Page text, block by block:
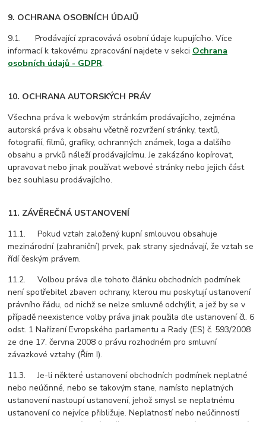
9. OCHRANA OSOBNÍCH ÚDAJŮ
9.1. Prodávající zpracovává osobní údaje kupujícího. Více
informací k takovému zpracování najdete v sekci Ochrana
osobních údajů - GDPR.
10. OCHRANA AUTORSKÝCH PRÁV
Všechna práva k webovým stránkám prodávajícího, zejména
autorská práva k obsahu včetně rozvržení stránky, textů,
fotografií, filmů, grafiky, ochranných známek, loga a dalšího
obsahu a prvků náleží prodávajícímu. Je zakázáno kopírovat,
upravovat nebo jinak používat webové stránky nebo jejich část
bez souhlasu prodávajícího.
11. ZÁVĚREČNÁ USTANOVENÍ
11.1. Pokud vztah založený kupní smlouvou obsahuje
mezinárodní (zahraniční) prvek, pak strany sjednávají, že vztah se
řídí českým právem.
11.2. Volbou práva dle tohoto článku obchodních podmínek
není spotřebitel zbaven ochrany, kterou mu poskytují ustanovení
právního řádu, od nichž se nelze smluvně odchýlit, a jež by se v
případě neexistence volby práva jinak použila dle ustanovení čl. 6
odst. 1 Nařízení Evropského parlamentu a Rady (ES) č. 593/2008
ze dne 17. června 2008 o právu rozhodném pro smluvní
závazkové vztahy (Řím I).
11.3. Je-li některé ustanovení obchodních podmínek neplatné
nebo neúčinné, nebo se takovým stane, namísto neplatných
ustanovení nastoupí ustanovení, jehož smysl se neplatnému
ustanovení co nejvíce přibližuje. Neplatností nebo neúčinností